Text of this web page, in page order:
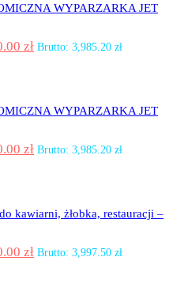
WYPARZARKA JET
zł Brutto: 3,985.20 zł
WYPARZARKA JET
zł Brutto: 3,985.20 zł
kawiarni, żłobka, restauracji –
zł Brutto: 3,997.50 zł